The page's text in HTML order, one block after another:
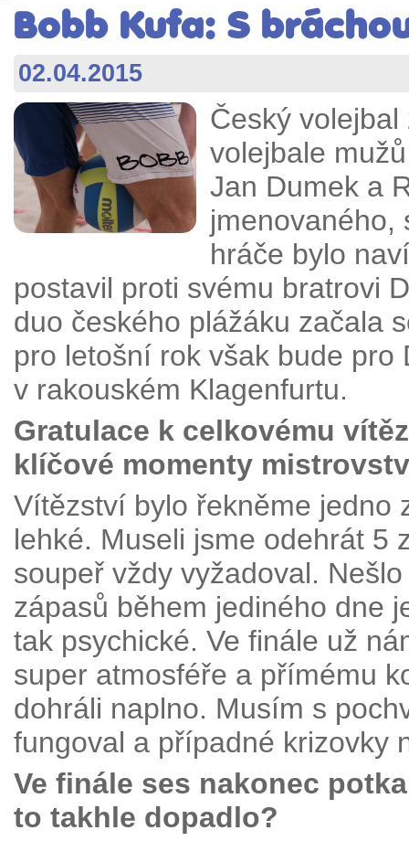
Bobb Kufa: S
02.04.2015
Český
volejbale
Jan Dumek a
jmenovaného,
hráče bylo
postavil proti svému bratrovi
duo českého plážáku začala
pro letošní rok však bude pro
v rakouském Klagenfurtu.
Gratulace k celkovému
klíčové momenty
Vítězství bylo řekněme jedno
lehké. Museli jsme odehrát 5
soupeř vždy vyžadoval.
zápasů během jediného dne
tak psychické. Ve finále už
super atmosféře a přímému
dohráli naplno. Musím s
fungoval a případné krizovky
Ve finále ses nakonec
to takhle dopadlo?